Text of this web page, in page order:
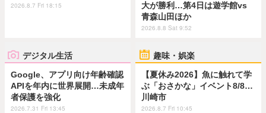
2026.8.7 Fri 18:15
大が勝利…第4日は遊学館vs
青森山田ほか
2026.8.8 Sat 9:52
デジタル生活
Google、アプリ向け年齢確認
APIを年内に世界展開…未成年
者保護を強化
2026.7.31 Fri 13:45
趣味・娯楽
【夏休み2026】魚に触れて学
ぶ「おさかな」イベント8/8…
川崎市
2026.8.7 Fri 10:45